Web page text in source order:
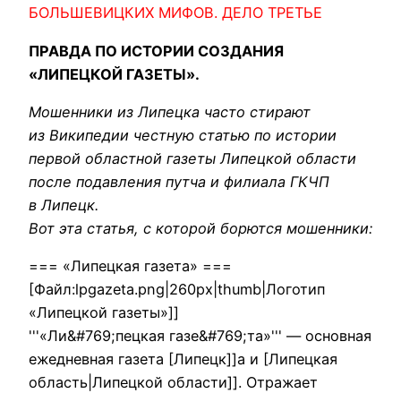
БОЛЬШЕВИЦКИХ МИФОВ. ДЕЛО ТРЕТЬЕ
ПРАВДА ПО ИСТОРИИ СОЗДАНИЯ
«ЛИПЕЦКОЙ ГАЗЕТЫ».
Мошенники из Липецка часто стирают
из Википедии честную статью по истории
первой областной газеты Липецкой области
после подавления путча и филиала ГКЧП
в Липецк.
Вот эта статья, с которой борются мошенники:
=== «Липецкая газета» ===
[Файл:lpgazeta.png|260px|thumb|Логотип
«Липецкой газеты»]]
'''«Ли&#769;пецкая газе&#769;та»''' — основная
ежедневная газета [Липецк]]а и [Липецкая
область|Липецкой области]]. Отражает